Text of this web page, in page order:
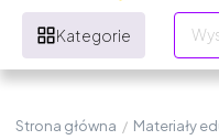
Kategorie
Strona główna / Materiały